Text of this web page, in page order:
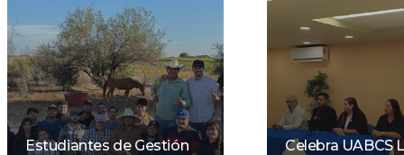
Estudiantes de Gestión
Celebra UABCS